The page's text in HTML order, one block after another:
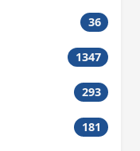
36
1347
293
181